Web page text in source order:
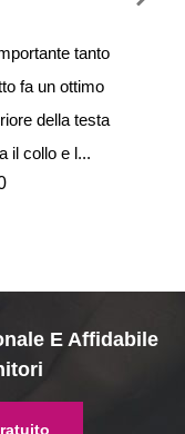
tanto
fa un ottimo
della testa
il collo e l...
E Affidabile